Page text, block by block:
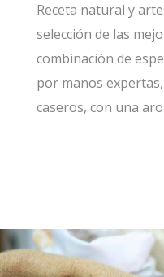
Receta natural y
selección de las
combinación de
por manos
caseros, con una